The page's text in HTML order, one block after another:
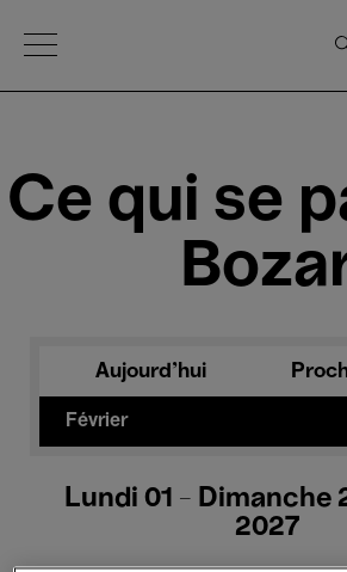
Open Menu
Ce qui se
Aujourd'hui
Février
Lundi 01 - Dimanche
2027